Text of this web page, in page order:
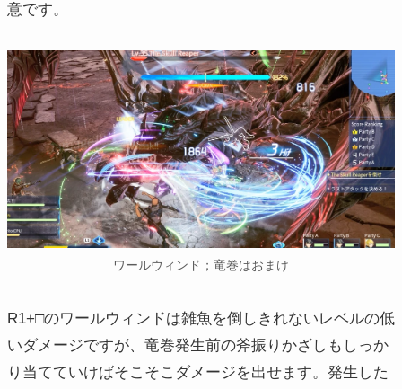
意です。
ワールウィンド；竜巻はおまけ
R1+□のワールウィンドは雑魚を倒しきれないレベルの低
いダメージですが、竜巻発生前の斧振りかざしもしっか
り当てていけばそこそこダメージを出せます。発生した